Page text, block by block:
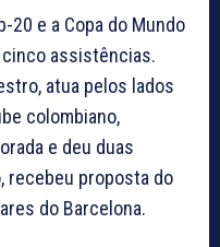
20 e a Copa do Mundo
cinco assistências.
atua pelos lados
colombiano,
e deu duas
recebeu proposta do
do Barcelona.